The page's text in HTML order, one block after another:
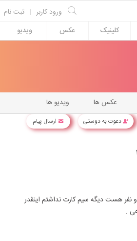
ثبت نام | ورود کاربر
کلینیک عکس ویدیو
دعوت به دوستی ارسال پیام
ویدیو ها عکس ها
نفر هست دیگه سیم کارت نداشتم اینقدر
.